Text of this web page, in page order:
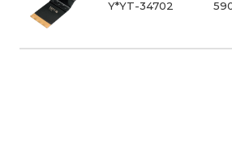
Y*YT-34702